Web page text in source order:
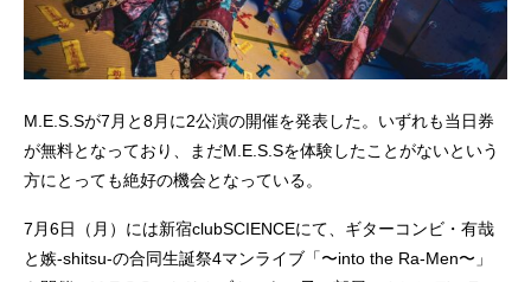
M.E.S.Sが7月と8月に2公演の開催を発表した。いずれも当日券
が無料となっており、まだM.E.S.Sを体験したことがないという
方にとっても絶好の機会となっている。
7月6日（月）には新宿clubSCIENCEにて、ギターコンビ・有哉
と嫉-shitsu-の合同生誕祭4マンライブ「〜into the Ra-Men〜」